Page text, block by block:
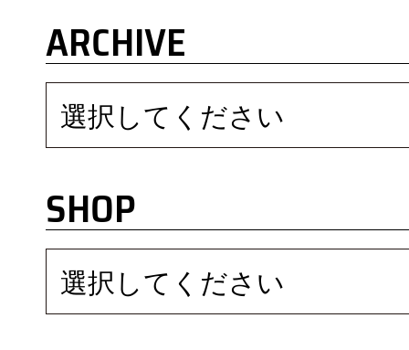
ARCHIVE
選択してください
SHOP
選択してください